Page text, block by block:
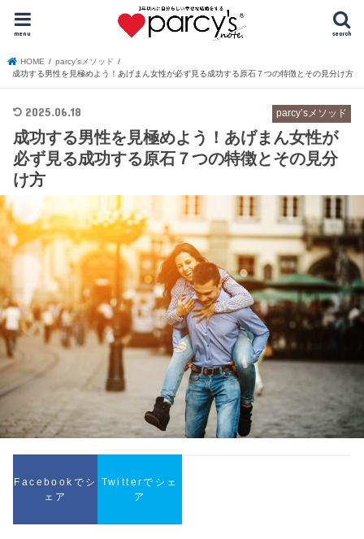
search
menu
HOME
parcy’sメソッド
成功する男性を見極めよう！あげまん女性が必ず見る成功する原石７つの特徴とその見分け方
parcy’sメソッド
2025.06.18
成功する男性を見極めよう！あげまん女性が
必ず見る成功する原石７つの特徴とその見分
け方
Facebookでシ
ェア
Twitterでシェ
ア